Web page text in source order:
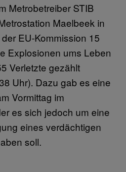
Metrobetreiber STIB
Maelbeek in
EU-Kommission 15
Explosionen ums Leben
Verletzte gezählt
Uhr). Dazu gab es eine
Vormittag im
es sich jedoch um eine
eines verdächtigen
soll.